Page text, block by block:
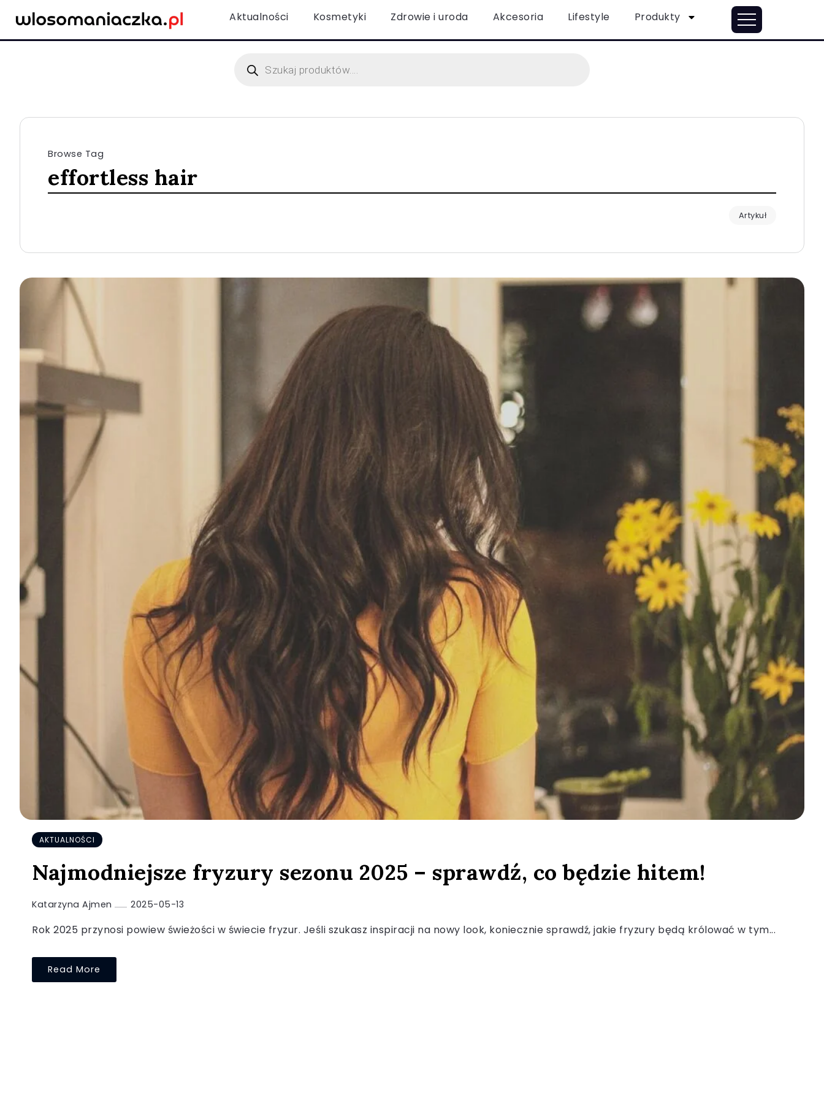
Aktualności Kosmetyki Zdrowie i uroda Akcesoria Lifestyle Produkty
Browse Tag
effortless hair
Artykuł
AKTUALNOŚCI
Najmodniejsze fryzury sezonu 2025 – sprawdź, co będzie hitem!
Katarzyna Ajmen 2025-05-13
Rok 2025 przynosi powiew świeżości w świecie fryzur. Jeśli szukasz inspiracji na nowy look, koniecznie sprawdź, jakie fryzury będą królować w tym...
Read More